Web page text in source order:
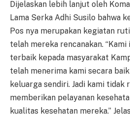
Dijelaskan lebih lanjut oleh
Lama Serka Adhi Susilo bahwa
Pos nya merupakan kegiatan
telah mereka rencanakan.
terbaik kepada masyarakat
telah menerima kami secara
keluarga sendiri. Jadi kami tidak
memberikan pelayanan
kualitas kesehatan mereka.”